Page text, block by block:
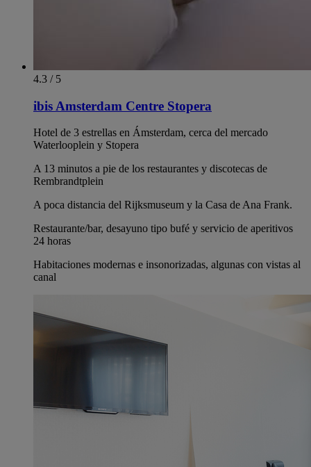
4.3 / 5
ibis Amsterdam Centre Stopera
Hotel de 3 estrellas en Ámsterdam, cerca del mercado
Waterlooplein y Stopera
A 13 minutos a pie de los restaurantes y discotecas de
Rembrandtplein
A poca distancia del Rijksmuseum y la Casa de Ana Frank.
Restaurante/bar, desayuno tipo bufé y servicio de aperitivos
24 horas
Habitaciones modernas e insonorizadas, algunas con vistas al
canal